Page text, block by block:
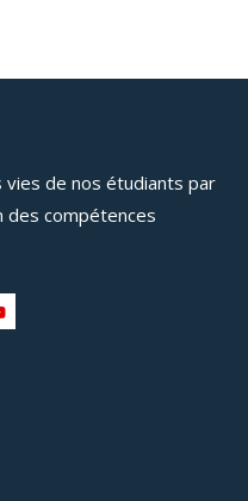
vies de nos étudiants par
des compétences